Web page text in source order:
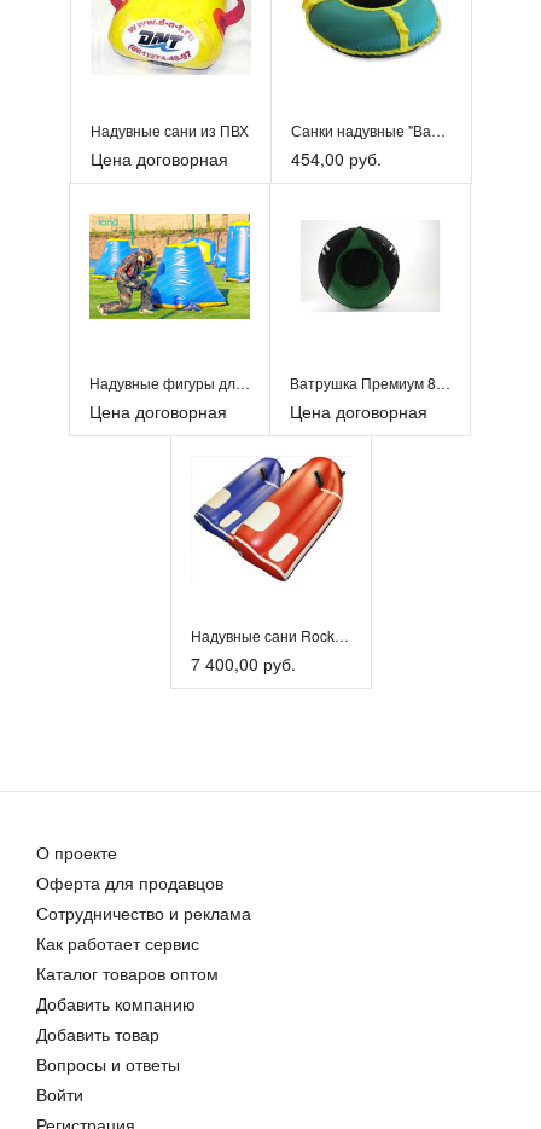
Надувные сани из ПВХ
Цена договорная
Санки надувные "Ватрушка" серии "Эконом".
454,00 руб.
Надувные фигуры для пейнтбола
Цена договорная
Ватрушка Премиум 85 см
Цена договорная
Надувные сани Rocket Sled , надувной банан для зимы и лета.
7 400,00 руб.
О проекте
Оферта для продавцов
Сотрудничество и реклама
Как работает сервис
Каталог товаров оптом
Добавить компанию
Добавить товар
Вопросы и ответы
Войти
Регистрация